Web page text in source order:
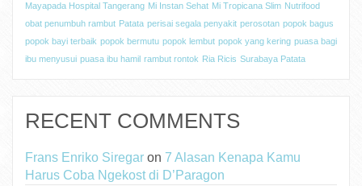
Mayapada Hospital Tangerang Mi Instan Sehat Mi Tropicana Slim Nutrifood
obat penumbuh rambut Patata perisai segala penyakit perosotan popok bagus
popok bayi terbaik popok bermutu popok lembut popok yang kering puasa bagi
ibu menyusui puasa ibu hamil rambut rontok Ria Ricis Surabaya Patata
RECENT COMMENTS
Frans Enriko Siregar on 7 Alasan Kenapa Kamu
Harus Coba Ngekost di D’Paragon